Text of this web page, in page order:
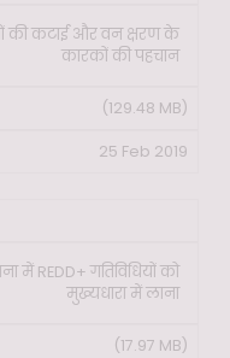
की कटाई और वन क्षरण के
कारकों की पहचान
(129.48 MB)
25 Feb 2019
में REDD+ गतिविधियों को
मुख्यधारा में लाना
(17.97 MB)